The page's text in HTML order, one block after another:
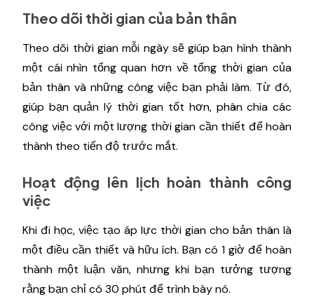
Theo dõi thời gian của bản thân
Theo dõi thời gian mỗi ngày sẽ giúp bạn hình thành
một cái nhìn tổng quan hơn về tổng thời gian của
bản thân và những công việc bạn phải làm. Từ đó,
giúp bạn quản lý thời gian tốt hơn, phân chia các
công việc với một lượng thời gian cần thiết để hoàn
thành theo tiến độ trước mắt.
Hoạt động lên lịch hoàn thành công
việc
Khi đi học, việc tạo áp lực thời gian cho bản thân là
một điều cần thiết và hữu ích. Bạn có 1 giờ để hoàn
thành một luận văn, nhưng khi bạn tưởng tượng
rằng bạn chỉ có 30 phút để trình bày nó.